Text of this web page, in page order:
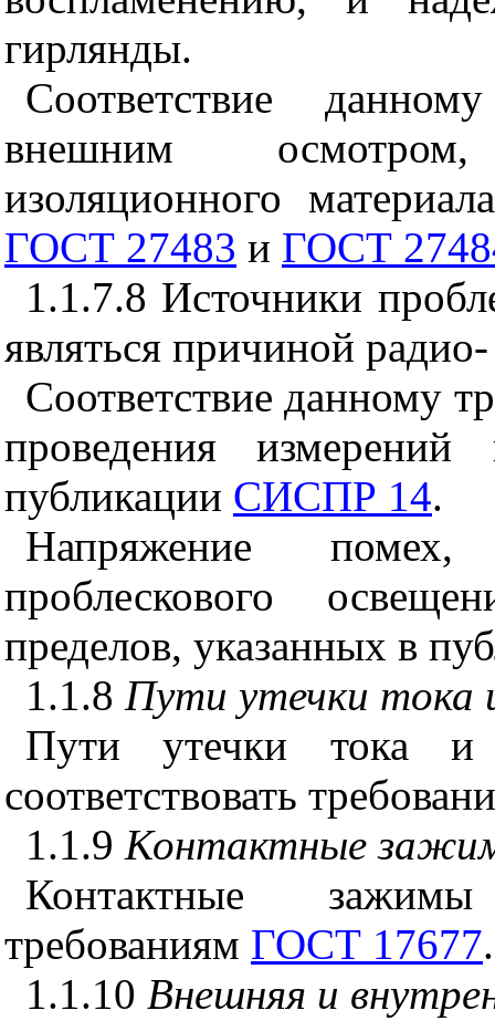
гирлянды.
Соответствие
внешним
изоляционного
ГОСТ 27483 и ГОСТ
1.1.7.8 Источники
являться причиной
Соответствие данному
проведения
публикации СИСПР 14.
Напряжение помех,
проблескового
пределов, указанных в
1.1.8 Пути утечки тока
Пути утечки тока и
соответствовать
1.1.9 Контактные
Контактные
требованиям ГОСТ 17677.
1.1.10 Внешняя и